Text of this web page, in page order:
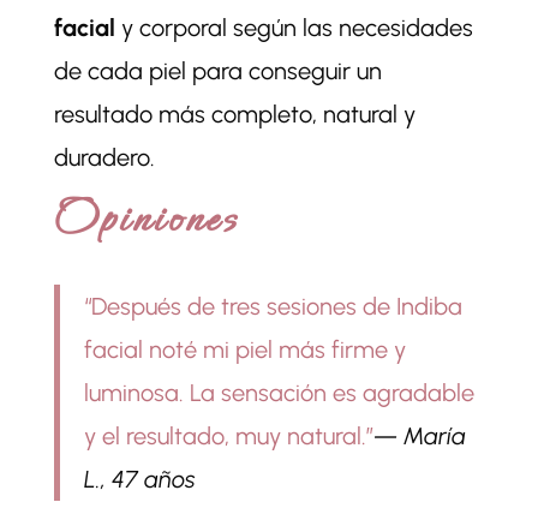
facial y corporal según las necesidades
de cada piel para conseguir un
resultado más completo, natural y
duradero.
Opiniones
“Después de tres sesiones de Indiba
facial noté mi piel más firme y
luminosa. La sensación es agradable
y el resultado, muy natural.”— María
L., 47 años